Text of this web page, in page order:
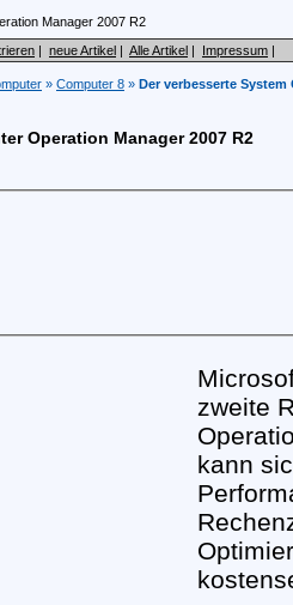
| neue Artikel | Alle Artikel | Impressum |
» Computer 8 » Der verbesserte System
Operation Manager 2007 R2
zweite
kann